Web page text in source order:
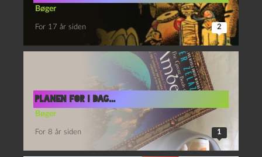
Bøger
For 17 år siden 2
Planen for i dag…
Bøger
For 8 år siden 1